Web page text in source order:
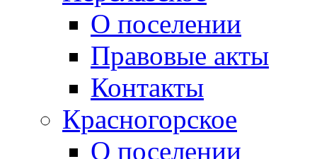
О поселении
Правовые акты
Контакты
Красногорское
О поселении